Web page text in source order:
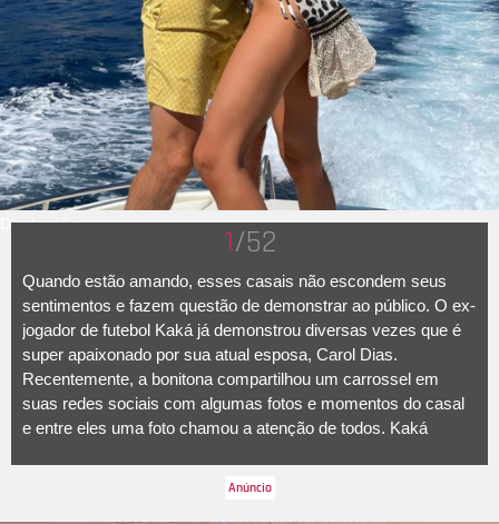
Divulgação 1/52
Quando estão amando, esses casais não escondem seus
sentimentos e fazem questão de demonstrar ao público. O ex-
jogador de futebol Kaká já demonstrou diversas vezes que é
super apaixonado por sua atual esposa, Carol Dias.
Recentemente, a bonitona compartilhou um carrossel em
suas redes sociais com algumas fotos e momentos do casal
e entre eles uma foto chamou a atenção de todos. Kaká